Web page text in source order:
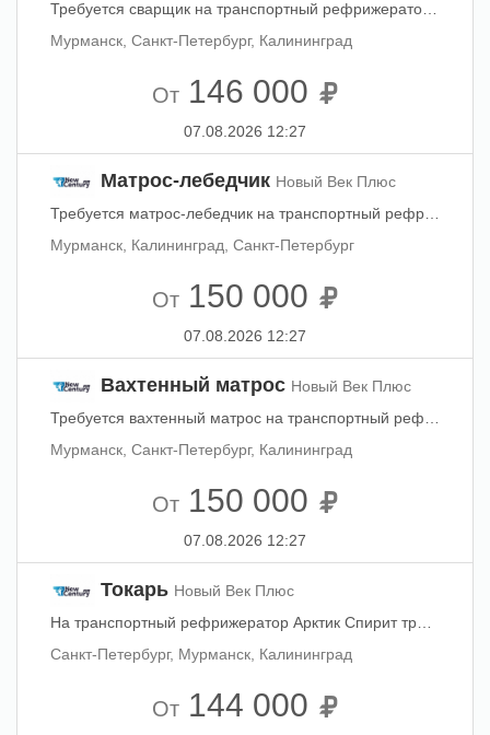
Мурманск, Санкт-Петербург, Калининград
От146 000
07.08.2026 12:27
Матрос-лебедчик Новый Век Плюс
Мурманск, Калининград, Санкт-Петербург
От150 000
07.08.2026 12:27
Вахтенный матрос Новый Век Плюс
Мурманск, Санкт-Петербург, Калининград
От150 000
07.08.2026 12:27
Токарь Новый Век Плюс
Санкт-Петербург, Мурманск, Калининград
От144 000